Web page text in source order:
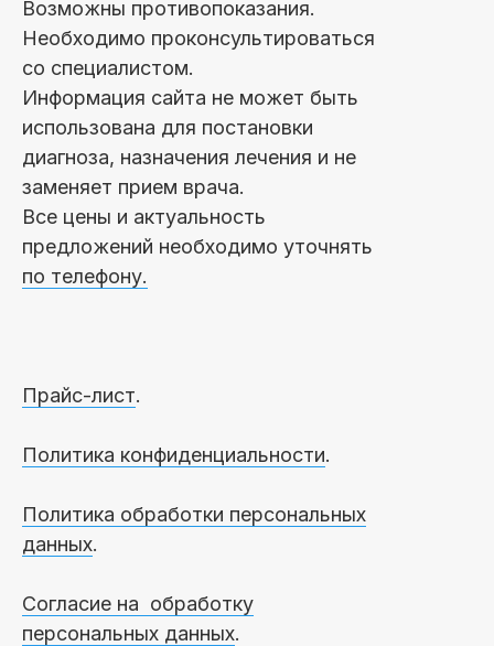
Возможны противопоказания.
Необходимо проконсультироваться
со специалистом.
Информация сайта не может быть
использована для постановки
диагноза, назначения лечения и не
заменяет прием врача.
Все цены и актуальность
предложений необходимо уточнять
по телефону.
Прайс-лист.
Политика конфиденциальности.
Политика обработки персональных
данных.
Согласие на обработку
персональных данных.